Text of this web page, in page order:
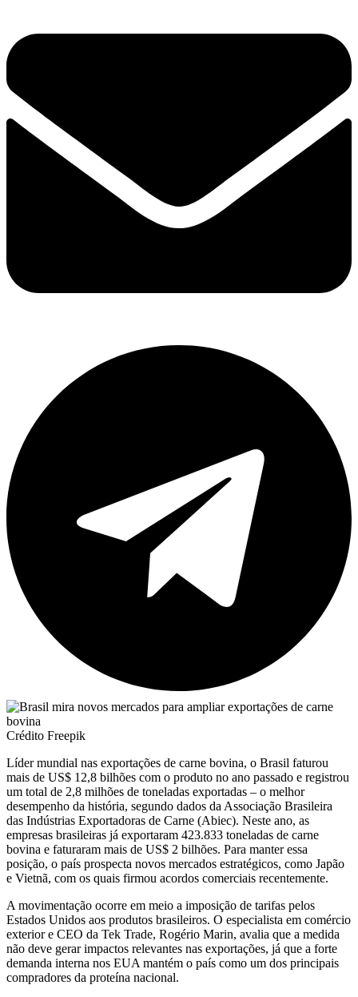
Crédito Freepik
Líder mundial nas exportações de carne bovina, o Brasil faturou
mais de US$ 12,8 bilhões com o produto no ano passado e registrou
um total de 2,8 milhões de toneladas exportadas – o melhor
desempenho da história, segundo dados da Associação Brasileira
das Indústrias Exportadoras de Carne (Abiec). Neste ano, as
empresas brasileiras já exportaram 423.833 toneladas de carne
bovina e faturaram mais de US$ 2 bilhões. Para manter essa
posição, o país prospecta novos mercados estratégicos, como Japão
e Vietnã, com os quais firmou acordos comerciais recentemente.
A movimentação ocorre em meio a imposição de tarifas pelos
Estados Unidos aos produtos brasileiros. O especialista em comércio
exterior e CEO da Tek Trade, Rogério Marin, avalia que a medida
não deve gerar impactos relevantes nas exportações, já que a forte
demanda interna nos EUA mantém o país como um dos principais
compradores da proteína nacional.